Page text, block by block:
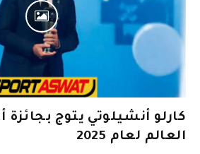
كارلو أنشيلوتي يتوج
العالم لعام 2025